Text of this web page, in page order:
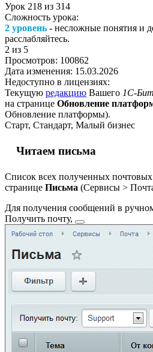
Урок 218 из 314
Сложность урока:
2 уровень - несложные понятия и
расслабляйтесь.
2 из 5
Просмотров: 100862
Дата изменения: 15.03.2026
Недоступно в лицензиях:
Текущую редакцию Вашего 1С-
на странице Обновление
Обновление платформы).
Старт, Стандарт, Малый бизнес
Читаем письма
Список всех полученных
странице Письма (Сервисы >
Для получения сообщений в
Получить почту,